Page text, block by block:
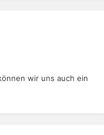
wir uns auch ein